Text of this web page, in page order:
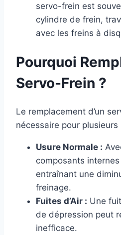
servo-frein est
cylindre de frein,
avec les freins à
Pourquoi
Servo-Frein ?
Le remplacement d’un
nécessaire pour plusieurs
Usure Normale :
composants internes
entraînant une
freinage.
Fuites d’Air : Une
de dépression peut
inefficace.